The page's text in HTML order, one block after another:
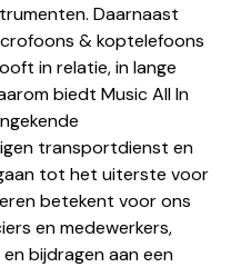
Daarnaast
& koptelefoons
in relatie, in lange
biedt Music All In
transportdienst en
tot het uiterste voor
betekent voor ons
en medewerkers,
bijdragen aan een